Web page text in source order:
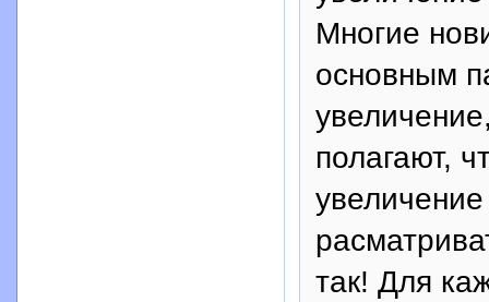
Многие
основным
полагают,
так! Для